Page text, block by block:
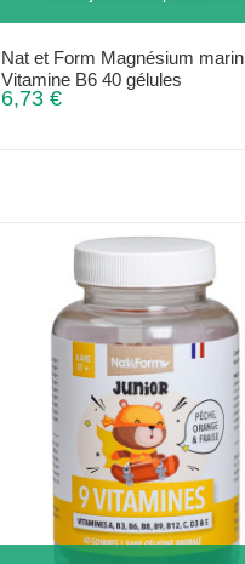
Nat et Form Magnésium marin
Vitamine B6 40 gélules
6,73 €